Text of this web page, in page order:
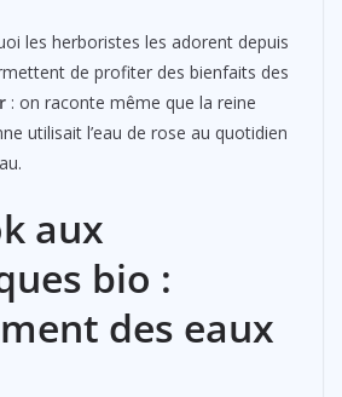
les herboristes les adorent depuis
de profiter des bienfaits des
: on raconte même que la reine
utilisait l’eau de rose au quotidien
aux
bio :
des eaux